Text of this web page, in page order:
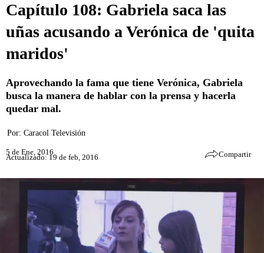
Capítulo 108: Gabriela saca las
uñas acusando a Verónica de 'quita
maridos'
Aprovechando la fama que tiene Verónica, Gabriela
busca la manera de hablar con la prensa y hacerla
quedar mal.
Por: Caracol Televisión
5 de Ene, 2016
Actualizado: 19 de feb, 2016 Compartir